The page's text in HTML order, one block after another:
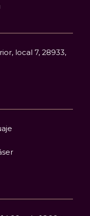
local 7, 28933,